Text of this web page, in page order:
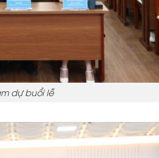
dự buổi lễ